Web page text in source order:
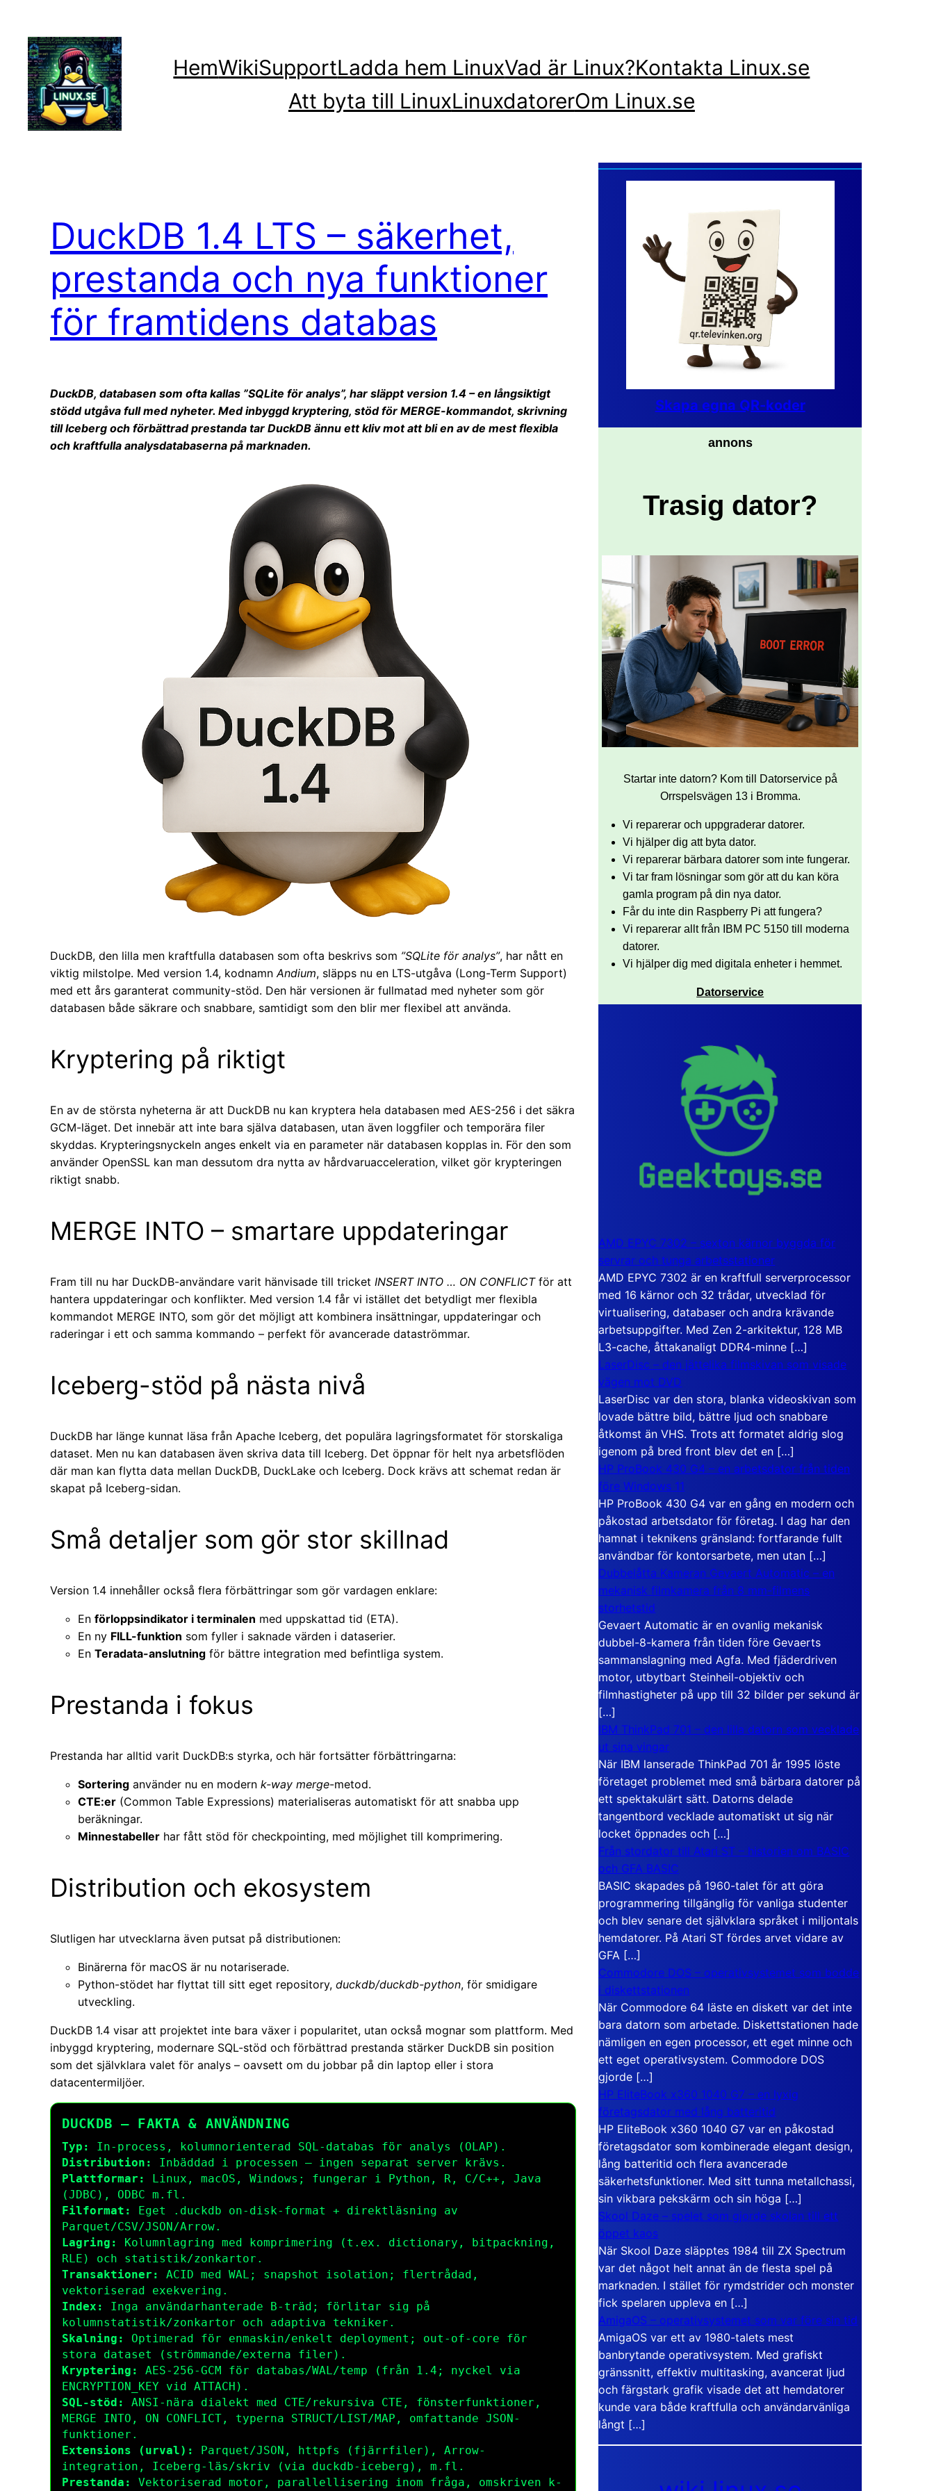
innehåll
HemWikiSupportLadda hem LinuxVad är Linux?Kontakta Linux.se
Att byta till LinuxLinuxdatorerOm Linux.se
DuckDB 1.4 LTS – säkerhet,
prestanda och nya funktioner
för framtidens databas
DuckDB, databasen som ofta kallas ”SQLite för analys”, har släppt version 1.4 – en långsiktigt
stödd utgåva full med nyheter. Med inbyggd kryptering, stöd för MERGE-kommandot, skrivning
till Iceberg och förbättrad prestanda tar DuckDB ännu ett kliv mot att bli en av de mest flexibla
och kraftfulla analysdatabaserna på marknaden.
DuckDB, den lilla men kraftfulla databasen som ofta beskrivs som ”SQLite för analys”, har nått en
viktig milstolpe. Med version 1.4, kodnamnAndium, släpps nu en LTS-utgåva (Long-Term Support)
med ett års garanterat community-stöd. Den här versionen är fullmatad med nyheter som gör
databasen både säkrare och snabbare, samtidigt som den blir mer flexibel att använda.
Kryptering på riktigt
En av de största nyheterna är att DuckDB nu kan kryptera hela databasen med AES-256 i det säkra
GCM-läget. Det innebär att inte bara själva databasen, utan även loggfiler och temporära filer
skyddas. Krypteringsnyckeln anges enkelt via en parameter när databasen kopplas in. För den som
använder OpenSSL kan man dessutom dra nytta av hårdvaruacceleration, vilket gör krypteringen
riktigt snabb.
MERGE INTO – smartare uppdateringar
Fram till nu har DuckDB-användare varit hänvisade till tricket INSERT INTO … ON CONFLICTför att
hantera uppdateringar och konflikter. Med version 1.4 får vi istället det betydligt mer flexibla
kommandot MERGE INTO, som gör det möjligt att kombinera insättningar, uppdateringar och
raderingar i ett och samma kommando – perfekt för avancerade dataströmmar.
Iceberg-stöd på nästa nivå
DuckDB har länge kunnat läsa från Apache Iceberg, det populära lagringsformatet för storskaliga
dataset. Men nu kan databasen även skriva data till Iceberg. Det öppnar för helt nya arbetsflöden
där man kan flytta data mellan DuckDB, DuckLake och Iceberg. Dock krävs att schemat redan är
skapat på Iceberg-sidan.
Små detaljer som gör stor skillnad
Version 1.4 innehåller också flera förbättringar som gör vardagen enklare:
En förloppsindikator i terminalen med uppskattad tid (ETA).
En ny FILL-funktion som fyller i saknade värden i dataserier.
En Teradata-anslutning för bättre integration med befintliga system.
Prestanda i fokus
Prestanda har alltid varit DuckDB:s styrka, och här fortsätter förbättringarna:
Sortering använder nu en modern k-way merge-metod.
CTE:er (Common Table Expressions) materialiseras automatiskt för att snabba upp
beräkningar.
Minnestabeller har fått stöd för checkpointing, med möjlighet till komprimering.
Distribution och ekosystem
Slutligen har utvecklarna även putsat på distributionen:
Binärerna för macOS är nu notariserade.
Python-stödet har flyttat till sitt eget repository, duckdb/duckdb-python, för smidigare
utveckling.
DuckDB 1.4 visar att projektet inte bara växer i popularitet, utan också mognar som plattform. Med
inbyggd kryptering, modernare SQL-stöd och förbättrad prestanda stärker DuckDB sin position
som det självklara valet för analys – oavsett om du jobbar på din laptop eller i stora
datacentermiljöer.
DUCKDB – FAKTA & ANVÄNDNING
Typ:
In-process, kolumnorienterad SQL-databas för analys (OLAP).
Distribution:
Inbäddad i processen – ingen separat server krävs.
Plattformar:
Linux, macOS, Windows; fungerar i Python, R, C/C++, Java
(JDBC), ODBC m.fl.
Filformat:
Eget .duckdb on-disk-format + direktläsning av
Parquet/CSV/JSON/Arrow.
Lagring:
Kolumnlagring med komprimering (t.ex. dictionary, bitpackning,
RLE) och statistik/zonkartor.
Transaktioner:
ACID med WAL; snapshot isolation; flertrådad,
vektoriserad exekvering.
Index:
Inga användarhanterade B-träd; förlitar sig på
kolumnstatistik/zonkartor och adaptiva tekniker.
Skalning:
Optimerad för enmaskin/enkelt deployment; out-of-core för
stora dataset (strömmande/externa filer).
Kryptering:
AES-256-GCM för databas/WAL/temp (från 1.4; nyckel via
ENCRYPTION_KEY vid ATTACH ).
SQL-stöd:
ANSI-nära dialekt med CTE/rekursiva CTE, fönsterfunktioner,
MERGE INTO , ON CONFLICT , typerna STRUCT/ LIST/MAP , omfattande JSON -
funktioner.
Extensions (urval):
Parquet/JSON, httpfs
(fjärrfiler), Arrow-
integration, Iceberg-läs/skriv (via duckdb-iceberg ), m.fl.
Prestanda:
Vektoriserad motor, parallellisering inom fråga, omskriven k-
Skapa egna QR-koder
annons
Trasig dator?
Startar inte datorn? Kom till Datorservice på
Orrspelsvägen 13 i Bromma.
Vi reparerar och uppgraderar datorer.
Vi hjälper dig att byta dator.
Vi reparerar bärbara datorer som inte fungerar.
Vi tar fram lösningar som gör att du kan köra
gamla program på din nya dator.
Får du inte din Raspberry Pi att fungera?
Vi reparerar allt från IBM PC 5150 till moderna
datorer.
Vi hjälper dig med digitala enheter i hemmet.
Datorservice
AMD EPYC 7302 – sexton kärnor byggda för
servrar och tunga arbetsstationer
AMD EPYC 7302 är en kraftfull serverprocessor
med 16 kärnor och 32 trådar, utvecklad för
virtualisering, databaser och andra krävande
arbetsuppgifter. Med Zen 2-arkitektur, 128 MB
L3-cache, åttakanaligt DDR4-minne […]
LaserDisc – den jättelika filmskivan som visade
vägen mot DVD
LaserDisc var den stora, blanka videoskivan som
lovade bättre bild, bättre ljud och snabbare
åtkomst än VHS. Trots att formatet aldrig slog
igenom på bred front blev det en […]
HP ProBook 430 G4 – en arbetsdator från tiden
före Windows 11
HP ProBook 430 G4 var en gång en modern och
påkostad arbetsdator för företag. I dag har den
hamnat i teknikens gränsland: fortfarande fullt
användbar för kontorsarbete, men utan […]
Dubbelåtta Kameran Gevaert Automatic – en
mekanisk filmkamera från 8 mm-filmens
storhetstid
Gevaert Automatic är en ovanlig mekanisk
dubbel-8-kamera från tiden före Gevaerts
sammanslagning med Agfa. Med fjäderdriven
motor, utbytbart Steinheil-objektiv och
filmhastigheter på upp till 32 bilder per sekund är
[…]
IBM ThinkPad 701 – den lilla datorn som vecklade
ut sina vingar
När IBM lanserade ThinkPad 701 år 1995 löste
företaget problemet med små bärbara datorer på
ett spektakulärt sätt. Datorns delade
tangentbord vecklade automatiskt ut sig när
locket öppnades och […]
Från stordator till Atari ST – historien om BASIC
och GFA BASIC
BASIC skapades på 1960-talet för att göra
programmering tillgänglig för vanliga studenter
och blev senare det självklara språket i miljontals
hemdatorer. På Atari ST fördes arvet vidare av
GFA […]
Commodore DOS – operativsystemet som bodde
i diskettstationen
När Commodore 64 läste en diskett var det inte
bara datorn som arbetade. Diskettstationen hade
nämligen en egen processor, ett eget minne och
ett eget operativsystem. Commodore DOS
gjorde […]
HP EliteBook x360 1040 G7 – en lyxig
företagsdator med lång batteritid
HP EliteBook x360 1040 G7 var en påkostad
företagsdator som kombinerade elegant design,
lång batteritid och flera avancerade
säkerhetsfunktioner. Med sitt tunna metallchassi,
sin vikbara pekskärm och sin höga […]
Skool Daze – spelet som gjorde skolan till ett
öppet kaos
När Skool Daze släpptes 1984 till ZX Spectrum
var det något helt annat än de flesta spel på
marknaden. I stället för rymdstrider och monster
fick spelaren uppleva en […]
AmigaOS – operativsystemet som var före sin tid
AmigaOS var ett av 1980-talets mest
banbrytande operativsystem. Med grafiskt
gränssnitt, effektiv multitasking, avancerat ljud
och färgstark grafik visade det att hemdatorer
kunde vara både kraftfulla och användarvänliga
långt […]